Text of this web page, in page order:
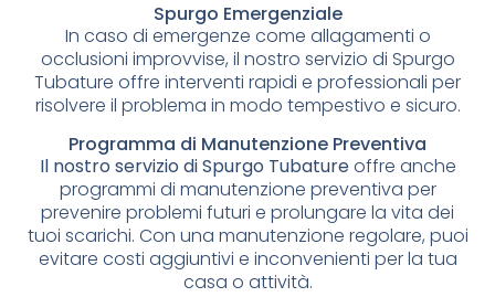
Spurgo Emergenziale
In caso di emergenze come allagamenti o
occlusioni improvvise, il nostro servizio di Spurgo
Tubature offre interventi rapidi e professionali per
risolvere il problema in modo tempestivo e sicuro.
Programma di Manutenzione Preventiva
Il nostro servizio di Spurgo Tubatureoffre anche
programmi di manutenzione preventiva per
prevenire problemi futuri e prolungare la vita dei
tuoi scarichi. Con una manutenzione regolare, puoi
evitare costi aggiuntivi e inconvenienti per la tua
casa o attività.